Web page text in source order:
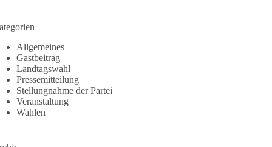
Allgemeines
Gastbeitrag
Landtagswahl
Pressemitteilung
Stellungnahme der Partei
Veranstaltung
Wahlen